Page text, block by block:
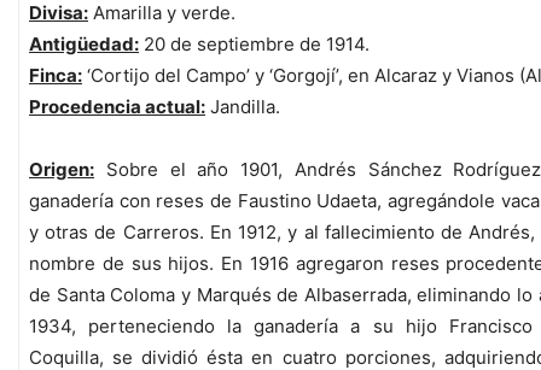
Divisa: Amarilla y verde.
Antigüedad: 20 de septiembre de 1914.
Finca: ‘Cortijo del Campo’ y ‘Gorgojí’, en Alcaraz y Vianos
Procedencia actual: Jandilla.
Origen: Sobre el año 1901, Andrés Sánchez
ganadería con reses de Faustino Udaeta, agregándole
y otras de Carreros. En 1912, y al fallecimiento de
nombre de sus hijos. En 1916 agregaron reses
de Santa Coloma y Marqués de Albaserrada, eliminando lo
1934, perteneciendo la ganadería a su hijo Francisco
Coquilla, se dividió ésta en cuatro porciones,